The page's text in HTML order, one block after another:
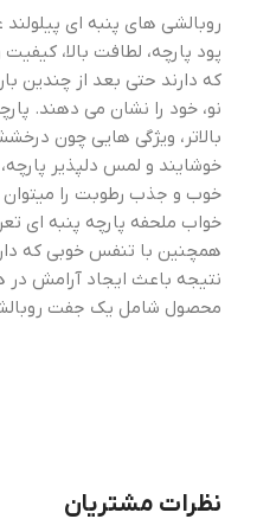
روبالشى هاى پنبه اى
پود پارچه، لطافت بالا،
که دارند حتی بعد از چندین
نو، خود را نشان می دهند.
بالاتر، ویژگی هایی چون
خوشایند و لمس دلپذیر
خوب و جذب رطوبت را
خواب ملحفه پارچه پنبه ای
همچنین با تنفس خوبی که
نتیجه باعث ایجاد آرامش
محصول شامل یک جفت
نظرات مشتریان